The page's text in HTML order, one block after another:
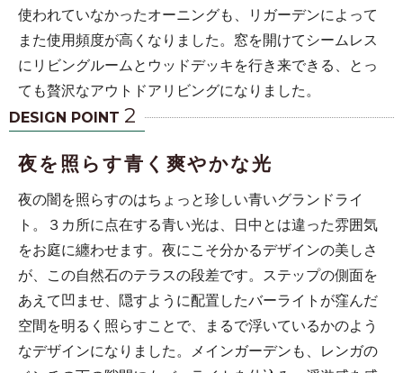
使われていなかったオーニングも、リガーデンによって
また使用頻度が高くなりました。窓を開けてシームレス
にリビングルームとウッドデッキを行き来できる、とっ
ても贅沢なアウトドアリビングになりました。
DESIGN POINT 2
夜を照らす青く爽やかな光
夜の闇を照らすのはちょっと珍しい青いグランドライ
ト。３カ所に点在する青い光は、日中とは違った雰囲気
をお庭に纏わせます。夜にこそ分かるデザインの美しさ
が、この自然石のテラスの段差です。ステップの側面を
あえて凹ませ、隠すように配置したバーライトが窪んだ
空間を明るく照らすことで、まるで浮いているかのよう
なデザインになりました。メインガーデンも、レンガの